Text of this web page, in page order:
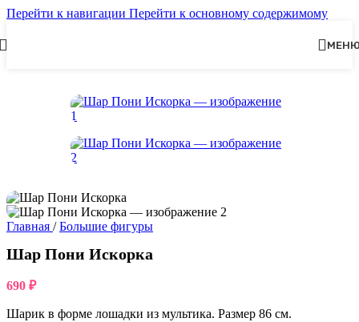
Перейти к навигации Перейти к основному содержимому
Главная / Большие фигуры
Шар Пони Искорка
690 ₽
Шарик в форме лошадки из мультика. Размер 86 см.